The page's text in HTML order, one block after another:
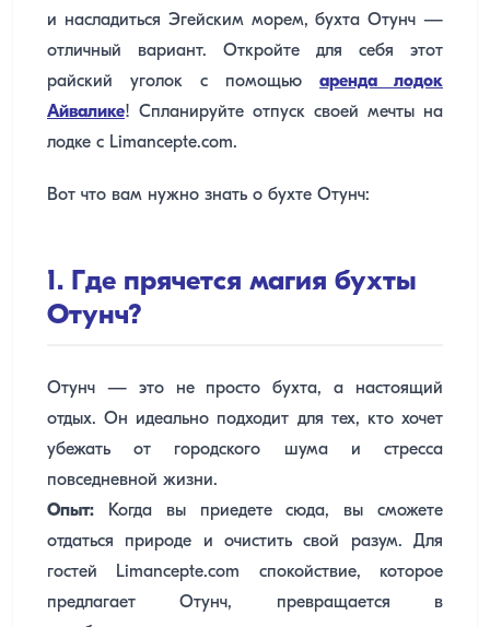
и насладиться Эгейским морем, бухта Отунч —
отличный вариант. Откройте для себя этот
райский уголок с помощью аренда лодок
Айвалике! Спланируйте отпуск своей мечты на
лодке с Limancepte.com.
Вот что вам нужно знать о бухте Отунч:
1. Где прячется магия бухты
Отунч?
Отунч — это не просто бухта, а настоящий
отдых. Он идеально подходит для тех, кто хочет
убежать от городского шума и стресса
повседневной жизни.
Опыт: Когда вы приедете сюда, вы сможете
отдаться природе и очистить свой разум. Для
гостей Limancepte.com спокойствие, которое
предлагает Отунч, превращается в